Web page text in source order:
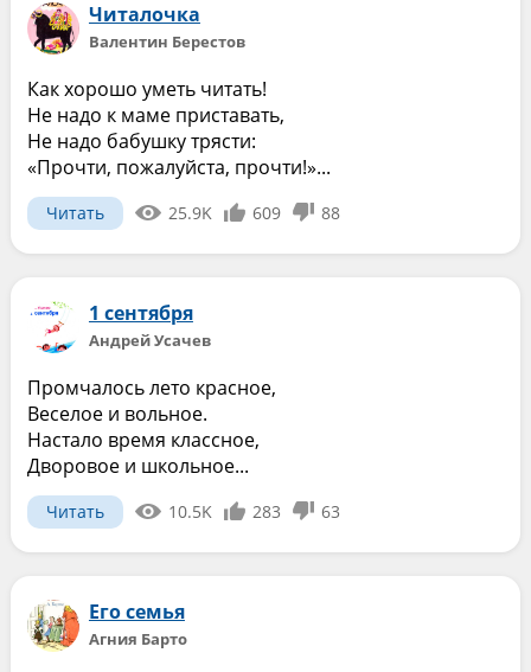
Читалочка
Валентин Берестов
Как хорошо уметь читать!
Не надо к маме приставать,
Не надо бабушку трясти:
«Прочти, пожалуйста, прочти!»...
Читать 25.9K 609 88
1 сентября
Андрей Усачев
Промчалось лето красное,
Веселое и вольное.
Настало время классное,
Дворовое и школьное...
Читать 10.5K 283 63
Его семья
Агния Барто